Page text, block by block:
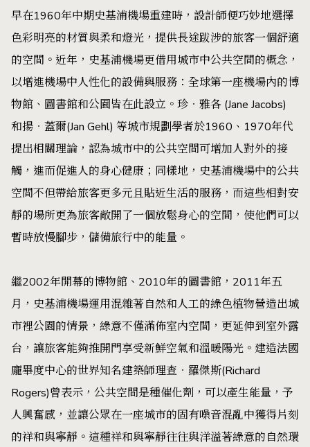
早在1960年中期史基浦機場重建時，設計師便巧妙地選擇
色彩明亮的材質與柔和燈光，提供長途跋涉的旅客一個舒適
的空間。近年，史基浦機場更借用城市中公共空間的概念，
以增進機場中人性化的設備與服務：全球第一座機場內的博
物館、圖書館和公園皆在此設立。珍‧雅各 (Jane Jacobs)
和揚‧蓋爾(Jan Gehl) 等城市規劃學者於1960、1970年代
提出相關理論，認為城市中的公共空間可增加人對外的接
觸，進而促進人的身心健康；同樣地，史基浦機場中的公共
空間不但帶給旅客更多元且貼近生活的服務，而這些相對安
靜的場所更為旅客敞開了一個放鬆身心的空間，使他們可以
暫時放慢腳步，儲備旅行中的能量。
繼2002年開幕的博物館、2010年的圖書館，2011年五
月，史基浦機場運用混雜著自然和人工的綠色植物營造出城
市裡公園的情景，綠意不僅滿佈室內空間，更延伸到室外露
台，讓旅客能夠推開門享受新鮮空氣和溫暖陽光。建造法國
龐畢度中心的世界知名建築師理查‧羅傑斯(Richard
Rogers)曾表示，公共空間是種催化劑，可以產生能量，予
人興奮感，並讓公眾在一座城市的固有噪音混亂中獲得片刻
的祥和與寧靜。這種祥和與寧靜往往與洋溢著綠意的自然環